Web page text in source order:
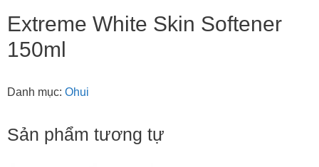
Extreme White Skin Softener
150ml
Danh mục: Ohui
Sản phẩm tương tự